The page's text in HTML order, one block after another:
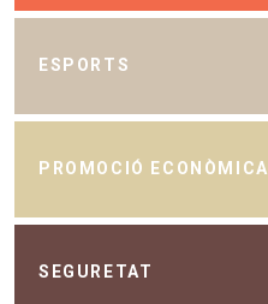
ESPORTS
PROMOCIÓ ECONÒMICA
SEGURETAT